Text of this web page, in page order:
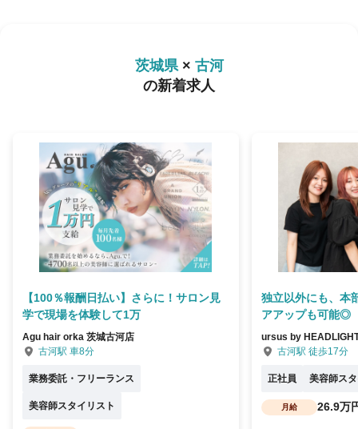
茨城県× 古河
の新着求人
【100％報酬日払い】さらに！サロン見
学で現場を体験して1万
Agu hair orka 茨城古河店
古河駅 車8分
業務委託・フリーランス
美容師スタイリスト
独立以外にも、本
アアップも可能◎
ursus by
古河駅 徒歩17分
正社員 美容師ス
月給 26.9万